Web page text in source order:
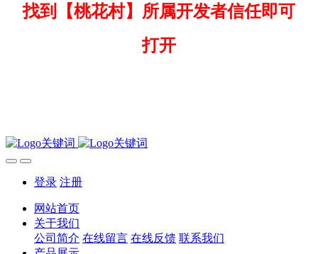
找到
【桃花村】所属开发者信任即可
打开
登录 注册
网站首页
关于我们
公司简介 在线留言 在线反馈 联系我们